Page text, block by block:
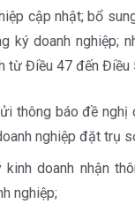
cập nhật; bổ
ký doanh nghiệp;
từ Điều 47 đến Điều
thông báo đề
nghiệp đặt trụ
kinh doanh nhận
nghiệp;